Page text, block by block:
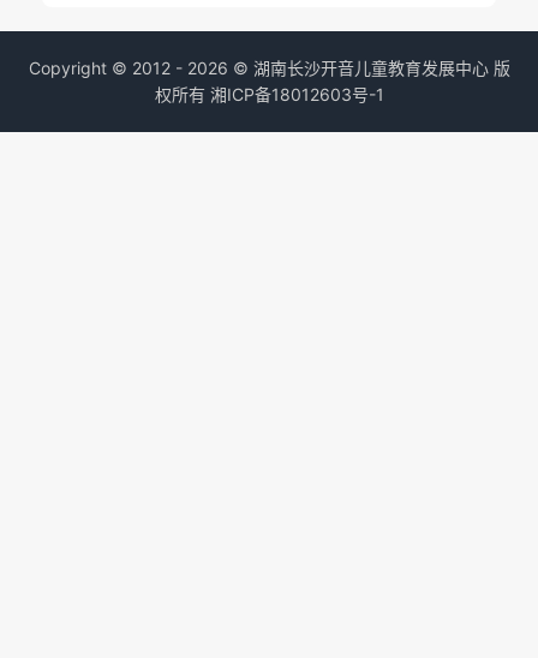
Copyright © 2012 - 2026 © 湖南长沙开音儿童教育发展中心 版
权所有 湘ICP备18012603号-1